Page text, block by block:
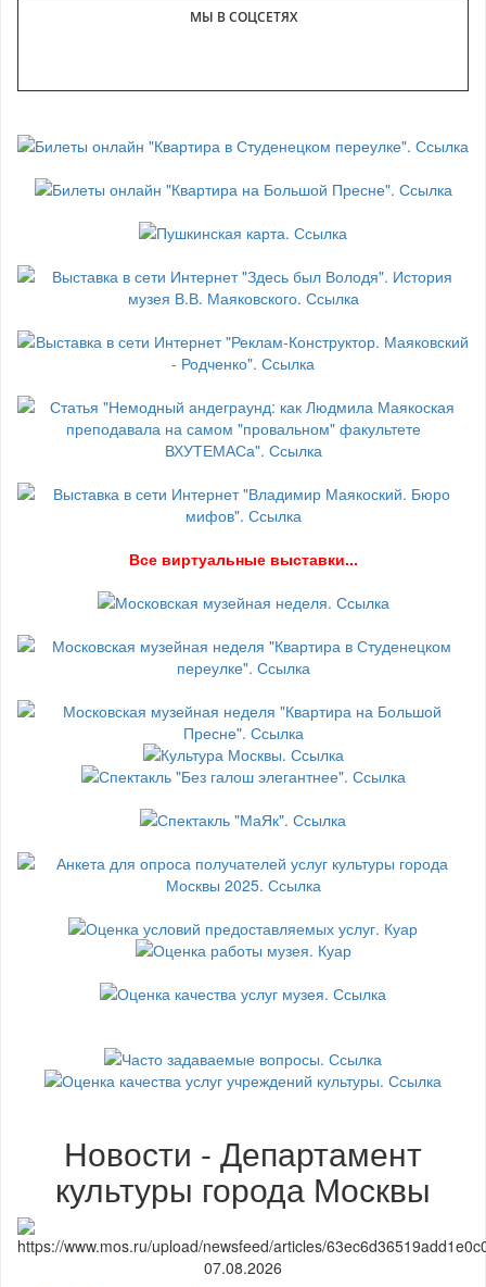
МЫ В СОЦСЕТЯХ
Все виртуальные выставки...
Новости - Департамент
культуры города Москвы
07.08.2026